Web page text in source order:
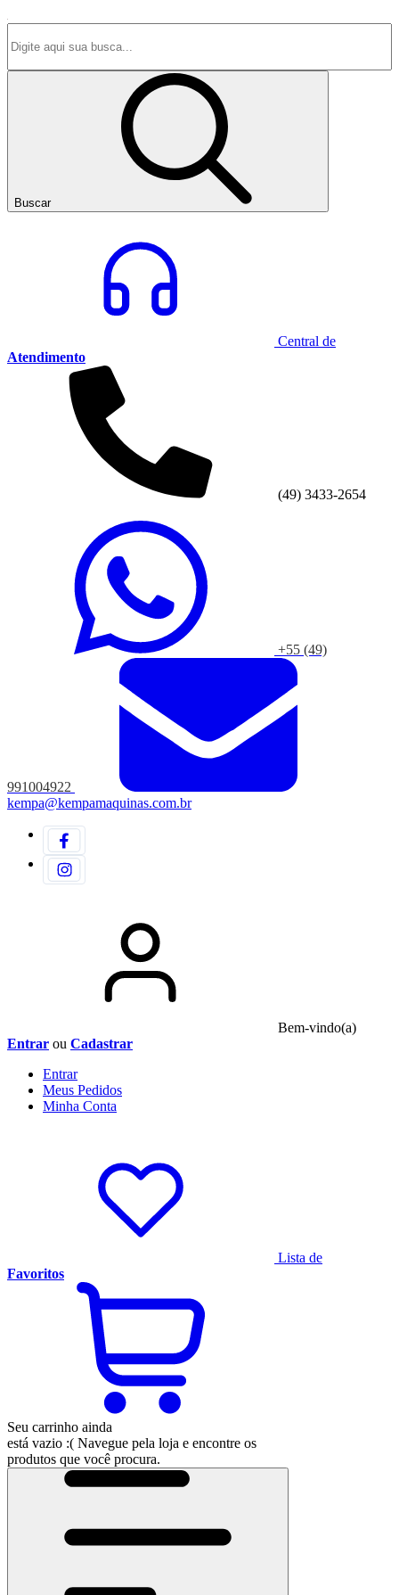
Buscar
Central de
Atendimento
(49) 3433-2654
+55 (49)
991004922
kempa@kempamaquinas.com.br
Bem-vindo(a)
Entrar ou Cadastrar
Entrar
Meus Pedidos
Minha Conta
Lista de
Favoritos
Seu carrinho ainda
está vazio :( Navegue pela loja e encontre os
produtos que você procura.